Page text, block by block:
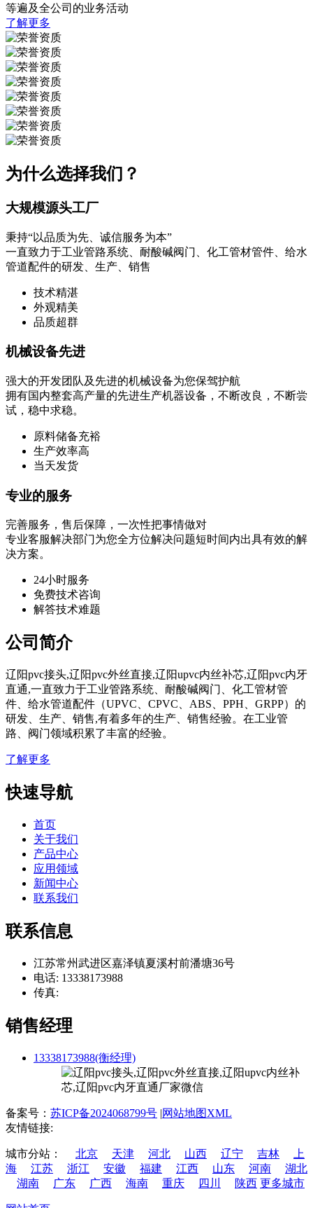
等遍及全公司的业务活动
了解更多
为什么选择我们？
大规模源头工厂
秉持“以品质为先、诚信服务为本”
一直致力于工业管路系统、耐酸碱阀门、化工管材管件、给水
管道配件的研发、生产、销售
技术精湛
外观精美
品质超群
机械设备先进
强大的开发团队及先进的机械设备为您保驾护航
拥有国内整套高产量的先进生产机器设备，不断改良，不断尝
试，稳中求稳。
原料储备充裕
生产效率高
当天发货
专业的服务
完善服务，售后保障，一次性把事情做对
专业客服解决部门为您全方位解决问题短时间内出具有效的解
决方案。
24小时服务
免费技术咨询
解答技术难题
公司简介
辽阳pvc接头,辽阳pvc外丝直接,辽阳upvc内丝补芯,辽阳pvc内牙
直通,一直致力于工业管路系统、耐酸碱阀门、化工管材管
件、给水管道配件（UPVC、CPVC、ABS、PPH、GRPP）的
研发、生产、销售,有着多年的生产、销售经验。在工业管
路、阀门领域积累了丰富的经验。
了解更多
快速导航
首页
关于我们
产品中心
应用领域
新闻中心
联系我们
联系信息
江苏常州武进区嘉泽镇夏溪村前潘塘36号
电话: 13338173988
传真:
销售经理
13338173988(衡经理)
备案号： 苏ICP备2024068799号 |网站地图XML
友情链接:
城市分站： 北京 天津 河北 山西 辽宁 吉林
上
海
江苏 浙江 安徽 福建 江西 山东 河南
湖北
湖南
广东 广西 海南 重庆 四川 陕西 更多城市